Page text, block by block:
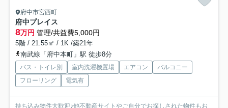
府中市宮西町
府中プレイス
8万円 管理/共益費5,000円
5階 / 21.55㎡ / 1K /築21年
南武線「府中本町」駅 徒歩8分
バス・トイレ別 室内洗濯機置場 エアコン
バルコニー
フローリング
電気有
持ち込み物件大歓迎♪他不動産サイトやご自分でお探しされた物件もお